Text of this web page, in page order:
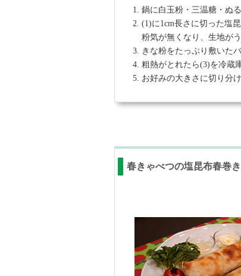
鍋に白玉粉・三温糖・ぬ
(1)に1cm長さに切った塩
粉気が無くなり、生地が
きな粉をたっぷり敷いた
粗熱がとれたら(3)を冷蔵
お好みの大きさに切り分
春きゃべつの塩昆布春巻き